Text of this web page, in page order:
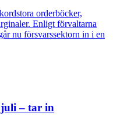
orderböcker,
Enligt förvaltarna
nu försvarssektorn in i en
juli – tar in